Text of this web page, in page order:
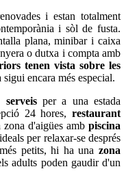
i estan totalment
i sòl de fusta.
plana, minibar i caixa
o dutxa i compta amb
tenen vista sobre les
encara més especial.
serveisper a una estada
24 hores,restaurant
d'aigües amb piscina
per relaxar-se després
petits, hi ha una zona
adults poden gaudir d'un